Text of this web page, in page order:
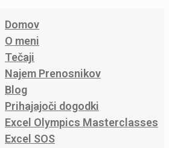
Domov
O meni
Tečaji
Najem Prenosnikov
Blog
Prihajajoči dogodki
Excel Olympics Masterclasses
Excel SOS